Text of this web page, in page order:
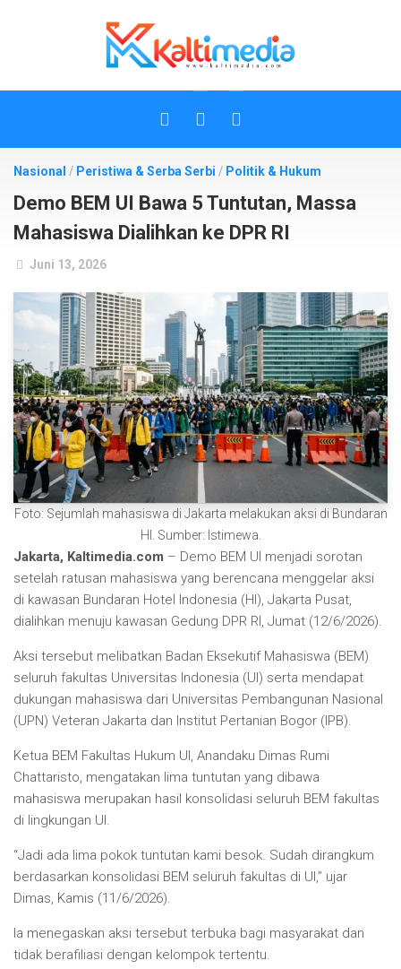
Nasional / Peristiwa & Serba Serbi / Politik & Hukum
Demo BEM UI Bawa 5 Tuntutan, Massa
Mahasiswa Dialihkan ke DPR RI
Juni 13, 2026
Foto: Sejumlah mahasiswa di Jakarta melakukan aksi di Bundaran
HI. Sumber: Istimewa.
Jakarta, Kaltimedia.com – Demo BEM UI menjadi sorotan
setelah ratusan mahasiswa yang berencana menggelar aksi
di kawasan Bundaran Hotel Indonesia (HI), Jakarta Pusat,
dialihkan menuju kawasan Gedung DPR RI, Jumat (12/6/2026).
Aksi tersebut melibatkan Badan Eksekutif Mahasiswa (BEM)
seluruh fakultas Universitas Indonesia (UI) serta mendapat
dukungan mahasiswa dari Universitas Pembangunan Nasional
(UPN) Veteran Jakarta dan Institut Pertanian Bogor (IPB).
Ketua BEM Fakultas Hukum UI, Anandaku Dimas Rumi
Chattaristo, mengatakan lima tuntutan yang dibawa
mahasiswa merupakan hasil konsolidasi seluruh BEM fakultas
di lingkungan UI.
“Jadi ada lima pokok tuntutan kami besok. Sudah dirangkum
berdasarkan konsolidasi BEM seluruh fakultas di UI,” ujar
Dimas, Kamis (11/6/2026).
Ia menegaskan aksi tersebut terbuka bagi masyarakat dan
tidak berafiliasi dengan kelompok tertentu.